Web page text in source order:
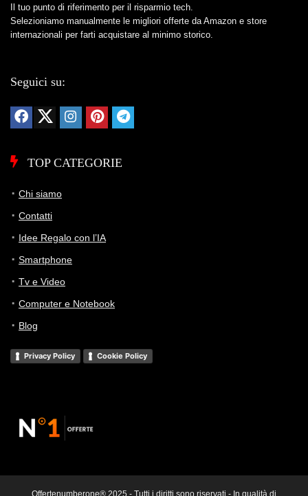
Il tuo punto di riferimento per il risparmio tech.
Selezioniamo manualmente le migliori offerte da Amazon e store
internazionali per farti acquistare al minimo storico.
Seguici su:
TOP CATEGORIE
Chi siamo
Contatti
Idee Regalo con l’IA
Smartphone
Tv e Video
Computer e Notebook
Blog
Privacy Policy Cookie Policy
Offertenumberone® 2025 - Tutti i diritti sono riservati - In qualità di